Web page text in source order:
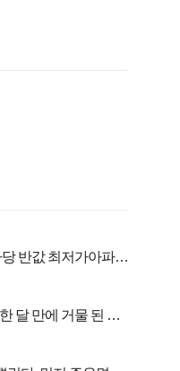
반값 최저가아파트
달 만에 거물 된 사